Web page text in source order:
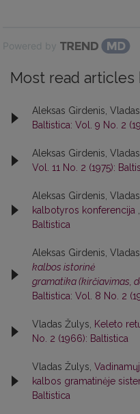
Powered by
Most read articles
Aleksas Girdenis,
Baltistica: Vol. 9 No. 2
Aleksas Girdenis,
Vol. 11 No. 2 (1975):
Aleksas Girdenis,
kalbotyros konferencija
Baltistica
Aleksas Girdenis,
kalbos istorinė
gramatika (kirčiavimas,
Baltistica: Vol. 8 No. 2
Vladas Žulys, Keleto
No. 2 (1966): Baltistica
Vladas Žulys,
kalbos gramatinėje
Baltistica